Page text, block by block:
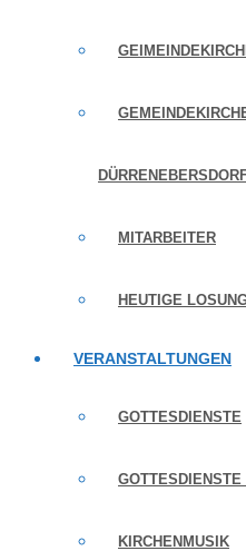
DÜRRENEBERSDORF
MITARBEITER
HEUTIGE
VERANSTALTUNGEN
GOTTESDIENSTE
GOTTESDIENSTE
KIRCHENMUSIK